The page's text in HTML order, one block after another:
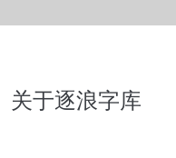
关于逐浪字库